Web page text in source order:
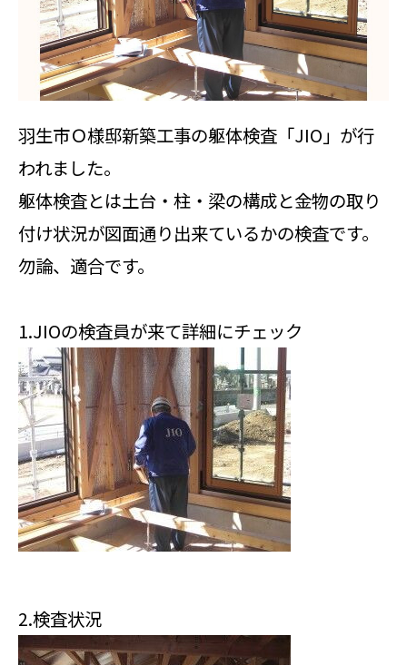
羽生市Ｏ様邸新築工事の躯体検査「JIO」が行
われました。
躯体検査とは土台・柱・梁の構成と金物の取り
付け状況が図面通り出来ているかの検査です。
勿論、適合です。
1.JIOの検査員が来て詳細にチェック
2.検査状況